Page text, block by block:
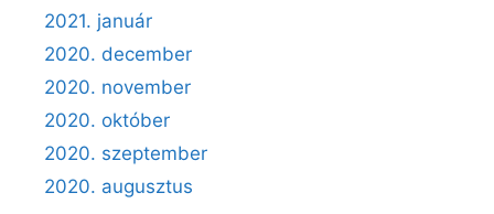
2021. január
2020. december
2020. november
2020. október
2020. szeptember
2020. augusztus